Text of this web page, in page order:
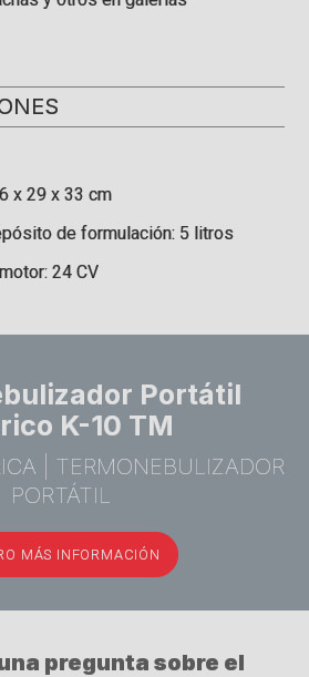
x 29 x 33 cm
de formulación: 5 litros
24 CV
Portátil
K-10 TM
| TERMONEBULIZADOR
PORTÁTIL
MÁS INFORMACIÓN
pregunta sobre el